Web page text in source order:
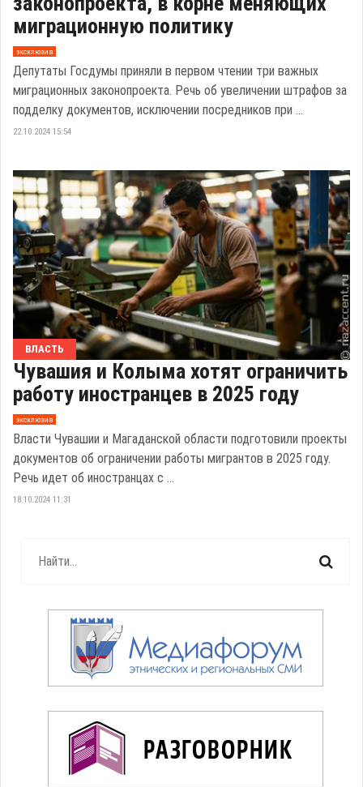
миграционную политику
эксклюзив
Депутаты Госдумы приняли в первом чтении три важных
миграционных законопроекта. Речь об увеличении штрафов за
подделку документов, исключении посредников при ...
22.10.2024 15:54
ВЛАСТЬ
Чувашия и Колыма хотят ограничить
работу иностранцев в 2025 году
эксклюзив
Власти Чувашии и Магаданской области подготовили проекты
документов об ограничении работы мигрантов в 2025 году.
Речь идет об иностранцах с ...
18.10.2024 11:31